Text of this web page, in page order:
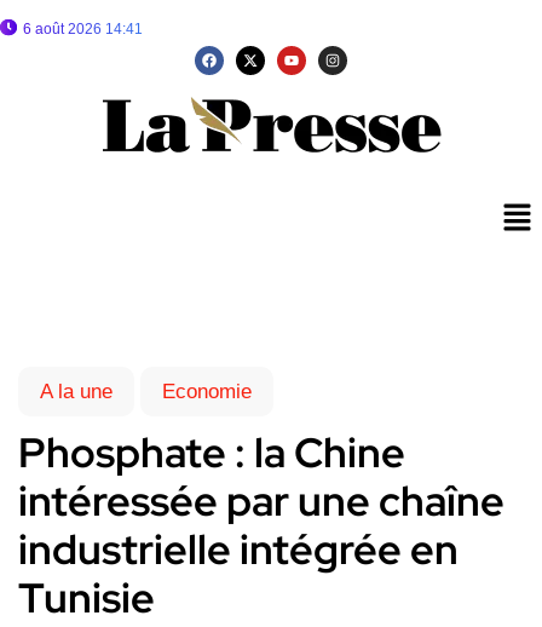
6 août 2026 14:41
A la une Economie
Phosphate : la Chine
intéressée par une chaîne
industrielle intégrée en
Tunisie